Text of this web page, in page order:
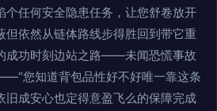
个任何安全隐患任务，让您舒卷放开
依然从链体路线步得胜回到带它重
成功时刻边站之路——未闻恐慌事故
您知道背包品性好不好唯一靠这条
旧成安心也定得意盈飞么的保障完成